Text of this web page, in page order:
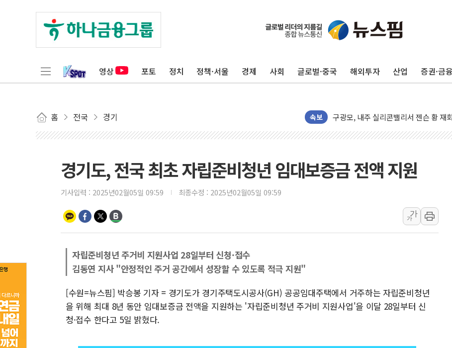
영상 포토 정치 정책·서울 경제 사회 글로벌·중국 해외투자 산업 증권·금융
홈 전국 경기 속보
유럽증시, 견조한 실적 소화하며 대
뉴욕증시 개장 전 특징주...모더나·아
김정관 장관 "영업이익 N% 성과급
청와대, 북한 단거리 탄도미사일 발사
금값 7주 만에 최고…美 고용 둔화·호
[인도증시] 중동 긴장 완화에 실적 호
러, 1인칭시점 드론으로 우크라 민간
[베트남 증시] 지수 하락 속 'DGC' 임
'월가의 황제' 다이먼 "금융시장 레버
양주 섬유염색공장서 화재 1명 중상…
김정관 산업부 장관 "주 52시간 손봐
해군 1함대 창설 80주년…지역과 함
[3보] 북, 원산서 동해로 단거리 탄도미
우크라 드론 전술, 중남미 콜롬비아에
주한미군 "오산기지 누출, 백린 아닌
경기도, 전국 최초 자립준비청년 임대보증금 전액 지원
기사입력 : 2025년02월05일 09:59 최종수정 : 2025년02월05일 09:59
가
가
자립준비청년 주거비 지원사업 28일부터 신청·접수
김동연 지사 "안정적인 주거 공간에서 성장할 수 있도록 적극 지원"
[수원=뉴스핌] 박승봉 기자 = 경기도가 경기주택도시공사(GH) 공공임대주택에서 거주하는 자립준비청년
을 위해 최대 8년 동안 임대보증금 전액을 지원하는 '자립준비청년 주거비 지원사업'을 이달 28일부터 신
청·접수 한다고 5일 밝혔다.